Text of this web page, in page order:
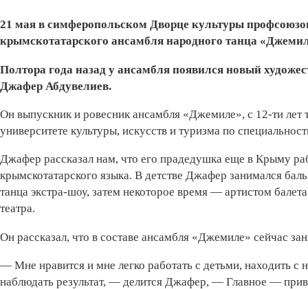
21 мая в симферопольском Дворце культуры
крымскотатарского ансамбля народного танца
Полтора года назад у ансамбля появился новый
Джафер Абдувелиев.
Он выпускник и ровесник ансамбля «Джемиле», с 12-ти
университете культуры, искусств и туризма по
Джафер рассказал нам, что его прадедушка еще в Крыму
крымскотатарского языка. В детстве Джафер занимался
танца экстра-шоу, затем некоторое время — артистом
театра.
Он рассказал, что в составе ансамбля «Джемиле» сейчас
— Мне нравится и мне легко работать с детьми, находить с
наблюдать результат, — делится Джафер, — Главное —